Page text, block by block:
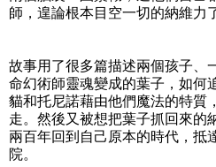
師，遑論根本目空一切的納維力
故事用了很多篇描述兩個孩子、
命幻術師靈魂變成的葉子，如何
貓和托尼諾藉由他們魔法的特質
走。然後又被想把葉子抓回來的
兩百年回到自己原本的時代，抵
院。